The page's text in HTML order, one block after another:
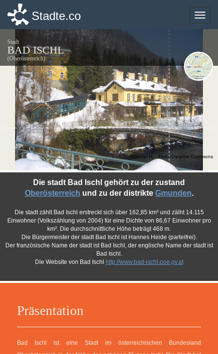
Toggle
Stadte.co
Stadt
BAD ISCHL
(Oberösterreich)
Präsentation
Bad Ischl ist eine Stadt im österreichischen Bundesland
Die stadt Bad Ischl gehört zu der zustand
Oberösterreich und zu der distrikte Gmunden.
Die stadt zählt Bad Ischl erstreckt sich über 162,85 km² und zälht 14.115
Einwohner (Volkszählung von 2004) für eine Dichte von 86,67 Einwohner pro
km². Die durchschnittliche Höhe beträgt 468 m.
Die Bürgermeister der stadt Bad Ischl ist Hannes Heide (parteifrei).
Der französische Name der stadt ist Bad Ischl, der englische Name der stadt ist
Bad Ischl.
Die Website von Bad Ischl
http://www.bad-ischl.ooe.gv.at
©Daniel H. - Flickr Creative Commons
Toggle
Stadte.co